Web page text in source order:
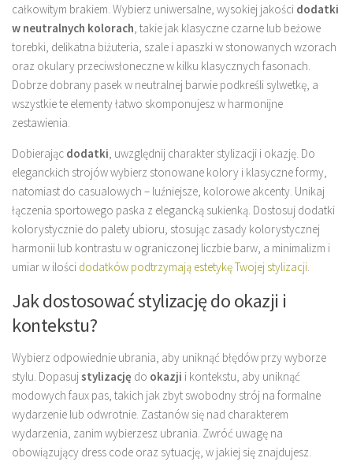
całkowitym brakiem. Wybierz uniwersalne, wysokiej jakości dodatki
w neutralnych kolorach , takie jak klasyczne czarne lub beżowe
torebki, delikatna biżuteria, szale i apaszki w stonowanych wzorach
oraz okulary przeciwsłoneczne w kilku klasycznych fasonach.
Dobrze dobrany pasek w neutralnej barwie podkreśli sylwetkę, a
wszystkie te elementy łatwo skomponujesz w harmonijne
zestawienia.
Dobierając dodatki , uwzględnij charakter stylizacji i okazję. Do
eleganckich strojów wybierz stonowane kolory i klasyczne formy,
natomiast do casualowych – luźniejsze, kolorowe akcenty. Unikaj
łączenia sportowego paska z elegancką sukienką. Dostosuj dodatki
kolorystycznie do palety ubioru, stosując zasady kolorystycznej
harmonii lub kontrastu w ograniczonej liczbie barw, a minimalizm i
umiar w ilości dodatków podtrzymają estetykę Twojej stylizacji
Jak dostosować stylizację do okazji i
kontekstu?
Wybierz odpowiednie ubrania, aby uniknąć błędów przy wyborze
stylu. Dopasujstylizację do okazji i kontekstu, aby uniknąć
modowych faux pas, takich jak zbyt swobodny strój na formalne
wydarzenie lub odwrotnie. Zastanów się nad charakterem
wydarzenia, zanim wybierzesz ubrania. Zwróć uwagę na
obowiązujący dress code oraz sytuację, w jakiej się znajdujesz.